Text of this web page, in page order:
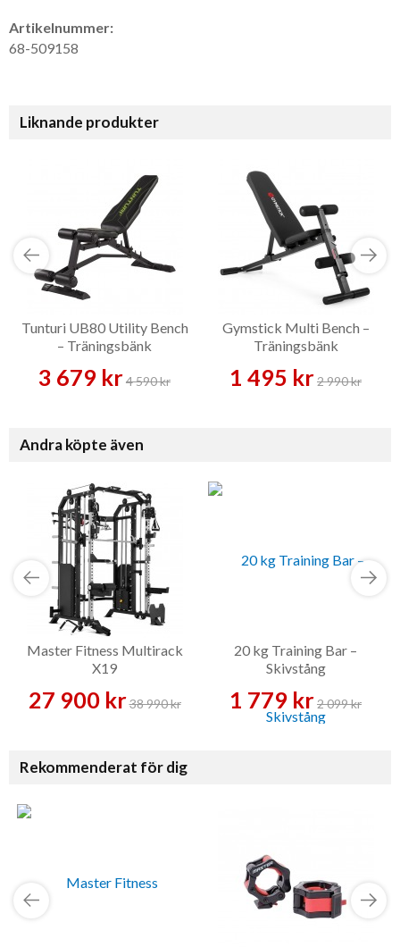
Artikelnummer:
68-509158
Liknande produkter
Tunturi UB80 Utility Bench
– Träningsbänk
3 679 kr4 590 kr
Gymstick Multi Bench –
Träningsbänk
1 495 kr2 990 kr
Andra köpte även
Master Fitness Multirack
X19
27 900 kr38 990 kr
20 kg Training Bar –
Skivstång
1 779 kr2 099 kr
Rekommenderat för dig